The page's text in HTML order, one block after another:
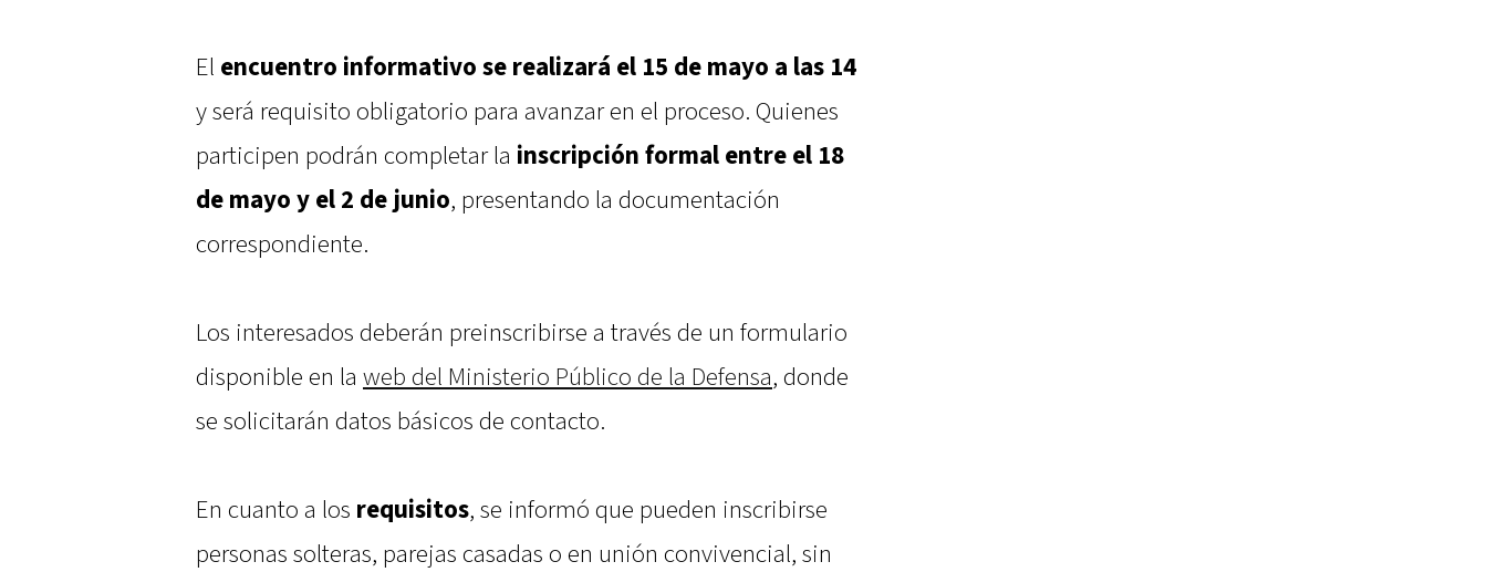
El encuentro informativo se realizará el 15 de mayo a las 14
y será requisito obligatorio para avanzar en el proceso. Quienes
participen podrán completar la inscripción formal entre el 18
de mayo y el 2 de junio, presentando la documentación
correspondiente.
Los interesados deberán preinscribirse a través de un formulario
disponible en la web del Ministerio Público de la Defensa, donde
se solicitarán datos básicos de contacto.
En cuanto a los requisitos, se informó que pueden inscribirse
personas solteras, parejas casadas o en unión convivencial, sin